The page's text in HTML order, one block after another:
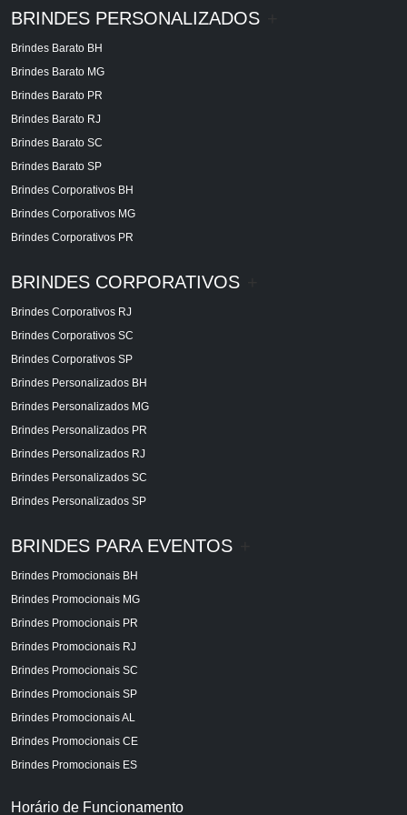
BRINDES PERSONALIZADOS
Brindes Barato BH
Brindes Barato MG
Brindes Barato PR
Brindes Barato RJ
Brindes Barato SC
Brindes Barato SP
Brindes Corporativos BH
Brindes Corporativos MG
Brindes Corporativos PR
BRINDES CORPORATIVOS
Brindes Corporativos RJ
Brindes Corporativos SC
Brindes Corporativos SP
Brindes Personalizados BH
Brindes Personalizados MG
Brindes Personalizados PR
Brindes Personalizados RJ
Brindes Personalizados SC
Brindes Personalizados SP
BRINDES PARA EVENTOS
Brindes Promocionais BH
Brindes Promocionais MG
Brindes Promocionais PR
Brindes Promocionais RJ
Brindes Promocionais SC
Brindes Promocionais SP
Brindes Promocionais AL
Brindes Promocionais CE
Brindes Promocionais ES
Horário de Funcionamento